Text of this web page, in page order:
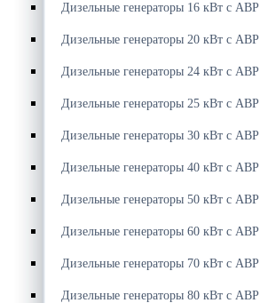
Дизельные генераторы 16 кВт с АВР
Дизельные генераторы 20 кВт с АВР
Дизельные генераторы 24 кВт с АВР
Дизельные генераторы 25 кВт с АВР
Дизельные генераторы 30 кВт с АВР
Дизельные генераторы 40 кВт с АВР
Дизельные генераторы 50 кВт с АВР
Дизельные генераторы 60 кВт с АВР
Дизельные генераторы 70 кВт с АВР
Дизельные генераторы 80 кВт с АВР